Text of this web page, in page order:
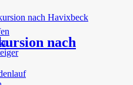
nach